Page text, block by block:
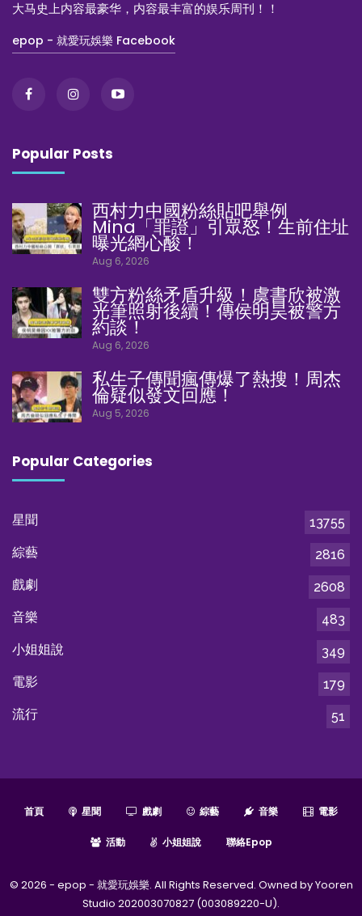
大马史上内容最豪华，内容最丰富的娱乐周刊！！
epop - 就愛玩娛樂 Facebook
Popular Posts
西村力中國粉絲貼吧舉例
Mina「罪證」引眾怒！生前住址
曝光網心酸！
Aug 6, 2026
雙方粉絲矛盾升級！虞書欣被激
光筆照射後續！傳侯明昊被警方
約談！
Aug 6, 2026
私生子傳聞瘋傳爆了熱搜！周杰
倫疑似發文回應！
Aug 5, 2026
Popular Categories
星聞
13755
綜藝
2816
戲劇
2608
音樂
483
小姐姐說
349
電影
179
流行
51
首頁 星聞 戲劇 綜藝 音樂 電影
活動 小姐姐說 聯絡epop
© 2026 - epop - 就愛玩娛樂. All Rights Reserved. Owned by Yooren
Studio 202003070827 (003089220-U).